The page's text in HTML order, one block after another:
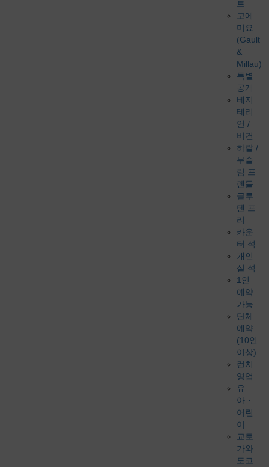
트
고에
미요
(Gault
&
Millau)
특별
공개
베지
테리
언 /
비건
하랄 /
무슬
림 프
렌들
글루
텐 프
리
카운
터 석
개인
실 석
1인
예약
가능
단체
예약
(10인
이상)
런치
영업
유
아・
어린
이
교토
가와
도코